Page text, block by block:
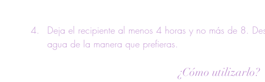
Deja el recipiente al menos 4 horas y no más de 8.
agua de la manera que prefieras.
¿Cómo utilizarlo?